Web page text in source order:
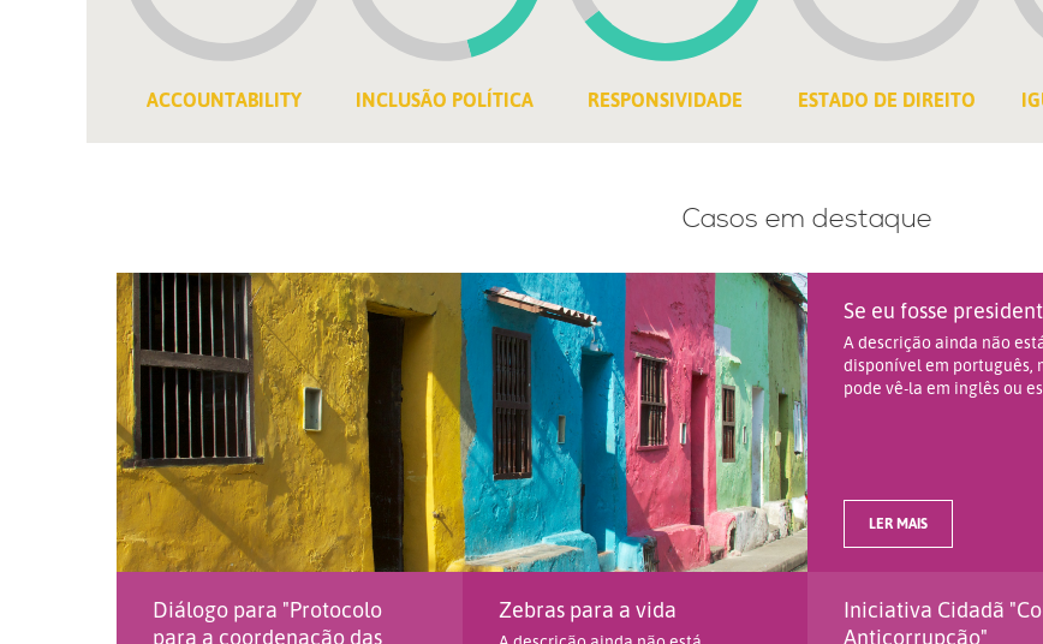
ACCOUNTABILITY INCLUSÃO POLÍTICA RESPONSIVIDADE ESTADO DE DIREITO
Casos em destaque
Se eu fosse
A descrição ainda não
disponível em português,
pode vê-la em inglês ou
LER MAIS
Diálogo para "Protocolo
para a coordenação das
Zebras para a vida
Iniciativa Cidadã
Anticorrupção"